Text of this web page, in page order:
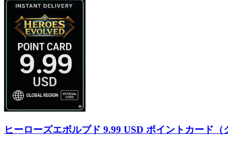
ヒーローズエボルブド 9.99 USD ポイントカード（